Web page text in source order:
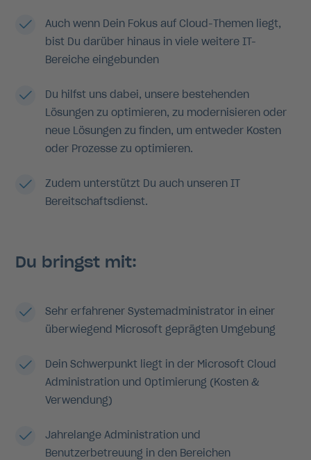
Auch wenn Dein Fokus auf Cloud-Themen liegt,
bist Du darüber hinaus in viele weitere IT-
Bereiche eingebunden
Du hilfst uns dabei, unsere bestehenden
Lösungen zu optimieren, zu modernisieren oder
neue Lösungen zu finden, um entweder Kosten
oder Prozesse zu optimieren.
Zudem unterstützt Du auch unseren IT
Bereitschaftsdienst.
Du bringst mit:
Sehr erfahrener Systemadministrator in einer
überwiegend Microsoft geprägten Umgebung
Dein Schwerpunkt liegt in der Microsoft Cloud
Administration und Optimierung (Kosten &
Verwendung)
Jahrelange Administration und
Benutzerbetreuung in den Bereichen